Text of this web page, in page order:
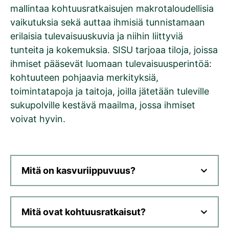
mallintaa kohtuusratkaisujen makrotaloudellisia
vaikutuksia sekä auttaa ihmisiä tunnistamaan
erilaisia tulevaisuuskuvia ja niihin liittyviä
tunteita ja kokemuksia. SISU tarjoaa tiloja, joissa
ihmiset pääsevät luomaan tulevaisuusperintöä:
kohtuuteen pohjaavia merkityksiä,
toimintatapoja ja taitoja, joilla jätetään tuleville
sukupolville kestävä maailma, jossa ihmiset
voivat hyvin.
Mitä on kasvuriippuvuus?
Mitä ovat kohtuusratkaisut?